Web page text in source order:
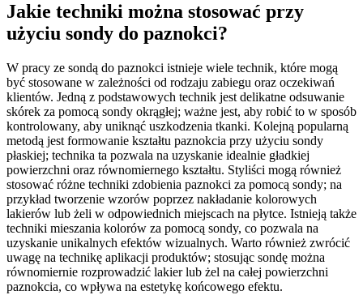
Jakie techniki można stosować przy
użyciu sondy do paznokci?
W pracy ze sondą do paznokci istnieje wiele technik, które mogą
być stosowane w zależności od rodzaju zabiegu oraz oczekiwań
klientów. Jedną z podstawowych technik jest delikatne odsuwanie
skórek za pomocą sondy okrągłej; ważne jest, aby robić to w sposób
kontrolowany, aby uniknąć uszkodzenia tkanki. Kolejną popularną
metodą jest formowanie kształtu paznokcia przy użyciu sondy
płaskiej; technika ta pozwala na uzyskanie idealnie gładkiej
powierzchni oraz równomiernego kształtu. Styliści mogą również
stosować różne techniki zdobienia paznokci za pomocą sondy; na
przykład tworzenie wzorów poprzez nakładanie kolorowych
lakierów lub żeli w odpowiednich miejscach na płytce. Istnieją także
techniki mieszania kolorów za pomocą sondy, co pozwala na
uzyskanie unikalnych efektów wizualnych. Warto również zwrócić
uwagę na technikę aplikacji produktów; stosując sondę można
równomiernie rozprowadzić lakier lub żel na całej powierzchni
paznokcia, co wpływa na estetykę końcowego efektu.